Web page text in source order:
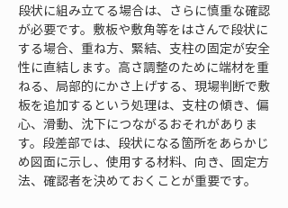
段状に組み立てる場合は、さらに慎重な確認
が必要です。敷板や敷角等をはさんで段状に
する場合、重ね方、緊結、支柱の固定が安全
性に直結します。高さ調整のために端材を重
ねる、局部的にかさ上げする、現場判断で敷
板を追加するという処理は、支柱の傾き、偏
心、滑動、沈下につながるおそれがありま
す。段差部では、段状になる箇所をあらかじ
め図面に示し、使用する材料、向き、固定方
法、確認者を決めておくことが重要です。